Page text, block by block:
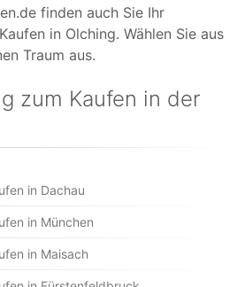
finden auch Sie Ihr
in Olching. Wählen Sie aus
Traum aus.
zum Kaufen in der
in Dachau
in München
in Maisach